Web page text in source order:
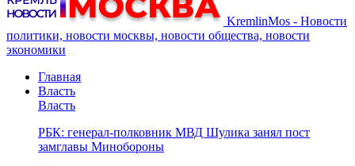
KremlinMos - Новости
политики, новости москвы, новости общества, новости
экономики
Главная
Власть
Власть
РБК: генерал-полковник МВД Шулика занял пост
замглавы Минобороны